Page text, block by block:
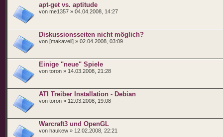
apt-get vs. aptitude
von me1357 » 04.04.2008, 14:27
Diskussionsseiten nicht möglich?
von [makaveli] » 02.04.2008, 03:09
Einige "neue" Spiele
von toron » 14.03.2008, 21:28
ATI Treiber Installation - Debian
von toron » 12.03.2008, 19:08
Warcraft3 und OpenGL
von haukew » 12.02.2008, 22:21